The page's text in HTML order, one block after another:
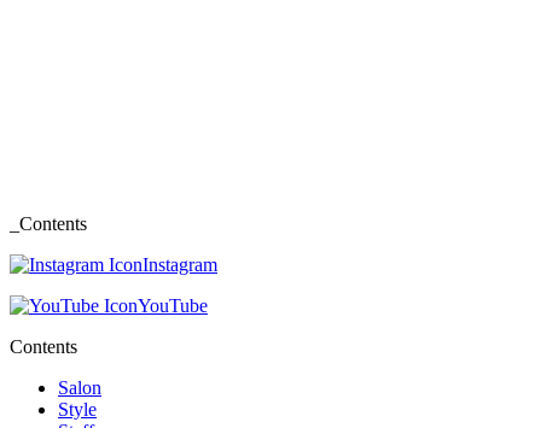
_Contents
Instagram
YouTube
Contents
Salon
Style